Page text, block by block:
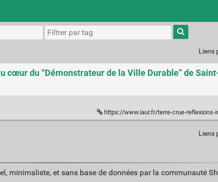
Type 1 or
more
characters
results.
Liens
cœur du “Démonstrateur de la Ville Durable” de
https://www.iaur.fr/terre-crue-reflexions-innovations-
Liens
minimaliste, et sans base de données par la communauté